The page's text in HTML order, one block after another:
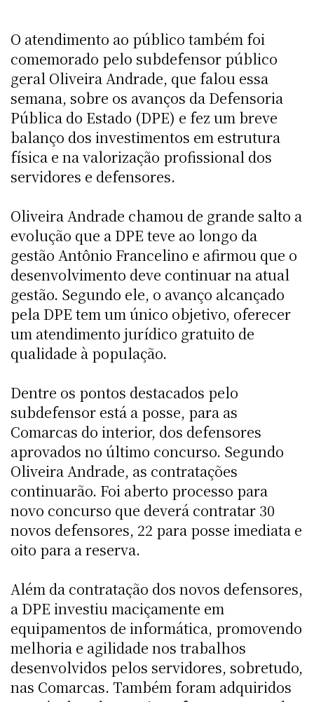
O atendimento ao público também foi
comemorado pelo subdefensor público
geral Oliveira Andrade, que falou essa
semana, sobre os avanços da Defensoria
Pública do Estado (DPE) e fez um breve
balanço dos investimentos em estrutura
física e na valorização profissional dos
servidores e defensores.
Oliveira Andrade chamou de grande salto a
evolução que a DPE teve ao longo da
gestão Antônio Francelino e afirmou que o
desenvolvimento deve continuar na atual
gestão. Segundo ele, o avanço alcançado
pela DPE tem um único objetivo, oferecer
um atendimento jurídico gratuito de
qualidade à população.
Dentre os pontos destacados pelo
subdefensor está a posse, para as
Comarcas do interior, dos defensores
aprovados no último concurso. Segundo
Oliveira Andrade, as contratações
continuarão. Foi aberto processo para
novo concurso que deverá contratar 30
novos defensores, 22 para posse imediata e
oito para a reserva.
Além da contratação dos novos defensores,
a DPE investiu maciçamente em
equipamentos de informática, promovendo
melhoria e agilidade nos trabalhos
desenvolvidos pelos servidores, sobretudo,
nas Comarcas. Também foram adquiridos